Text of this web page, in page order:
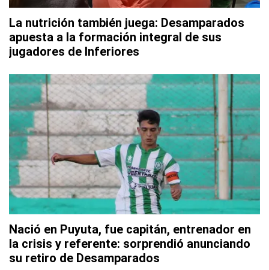
La nutrición también juega: Desamparados
apuesta a la formación integral de sus
jugadores de Inferiores
Nació en Puyuta, fue capitán, entrenador en
la crisis y referente: sorprendió anunciando
su retiro de Desamparados